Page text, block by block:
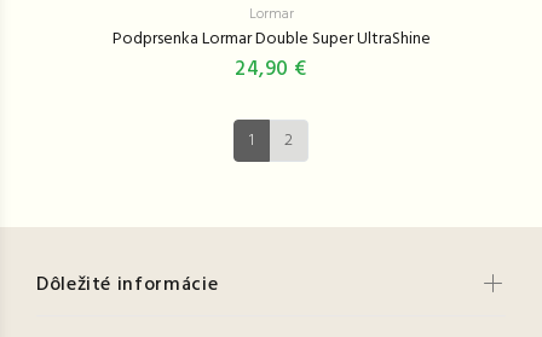
Lormar
Podprsenka Lormar Double Super UltraShine
24,90 €
1 2
Dôležité informácie